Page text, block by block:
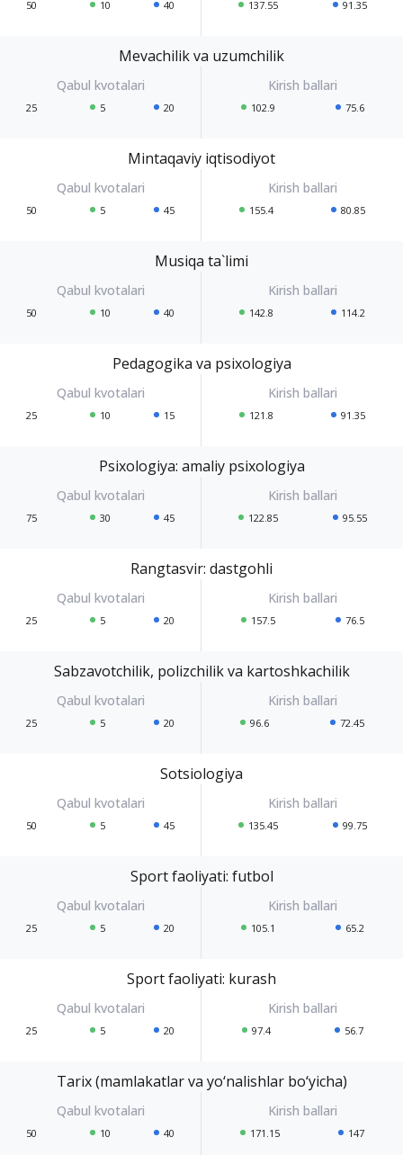
50 10 40 137.55 91.35
Mevachilik va uzumchilik
25 5 20 102.9 75.6
Mintaqaviy iqtisodiyot
50 5 45 155.4 80.85
Musiqa ta`limi
50 10 40 142.8 114.2
Pedagogika va psixologiya
25 10 15 121.8 91.35
Psixologiya: amaliy psixologiya
75 30 45 122.85 95.55
Rangtasvir: dastgohli
25 5 20 157.5 76.5
Sabzavotchilik, polizchilik va kartoshkachilik
25 5 20 96.6 72.45
Sotsiologiya
50 5 45 135.45 99.75
Sport faoliyati: futbol
25 5 20 105.1 65.2
Sport faoliyati: kurash
25 5 20 97.4 56.7
Tarix (mamlakatlar va yo‘nalishlar bo‘yicha)
50 10 40 171.15 147